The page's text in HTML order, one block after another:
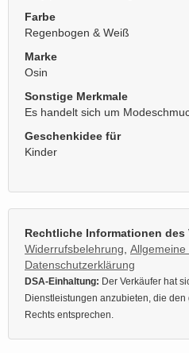
Farbe
Regenbogen & Weiß
Marke
Osin
Sonstige Merkmale
Es handelt sich um
Geschenkidee für
Kinder
Rechtliche Informationen des
Widerrufsbelehrung,
Datenschutzerklärung
DSA-Einhaltung: Der Verkäufer hat
Dienstleistungen anzubieten, die
Rechts entsprechen.